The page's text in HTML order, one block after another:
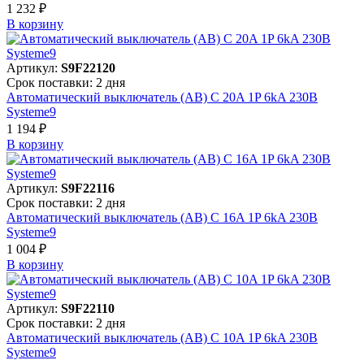
1 232 ₽
В корзинy
Артикул: S9F22120
Срок поставки: 2 дня
Автоматический выключатель (АВ) C 20A 1P 6kA 230В
Systeme9
1 194 ₽
В корзинy
Артикул: S9F22116
Срок поставки: 2 дня
Автоматический выключатель (АВ) C 16A 1P 6kA 230В
Systeme9
1 004 ₽
В корзинy
Артикул: S9F22110
Срок поставки: 2 дня
Автоматический выключатель (АВ) C 10A 1P 6kA 230В
Systeme9